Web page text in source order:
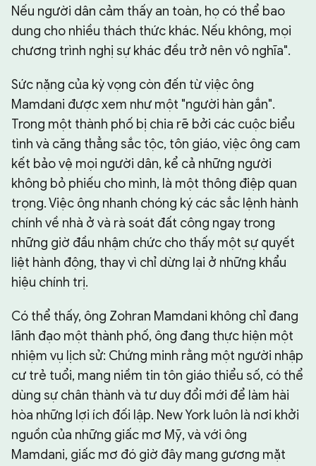
Nếu người dân cảm thấy an toàn, họ có thể bao
dung cho nhiều thách thức khác. Nếu không, mọi
chương trình nghị sự khác đều trở nên vô nghĩa".
Sức nặng của kỳ vọng còn đến từ việc ông
Mamdani được xem như một "người hàn gắn".
Trong một thành phố bị chia rẽ bởi các cuộc biểu
tình và căng thẳng sắc tộc, tôn giáo, việc ông cam
kết bảo vệ mọi người dân, kể cả những người
không bỏ phiếu cho mình, là một thông điệp quan
trọng. Việc ông nhanh chóng ký các sắc lệnh hành
chính về nhà ở và rà soát đất công ngay trong
những giờ đầu nhậm chức cho thấy một sự quyết
liệt hành động, thay vì chỉ dừng lại ở những khẩu
hiệu chính trị.
Có thể thấy, ông Zohran Mamdani không chỉ đang
lãnh đạo một thành phố, ông đang thực hiện một
nhiệm vụ lịch sử: Chứng minh rằng một người nhập
cư trẻ tuổi, mang niềm tin tôn giáo thiểu số, có thể
dùng sự chân thành và tư duy đổi mới để làm hài
hòa những lợi ích đối lập. New York luôn là nơi khởi
nguồn của những giấc mơ Mỹ, và với ông
Mamdani, giấc mơ đó giờ đây mang gương mặt